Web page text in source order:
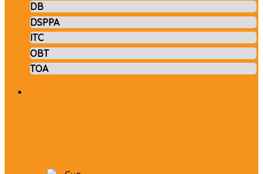
DB
DSPPA
ITC
OBT
TOA